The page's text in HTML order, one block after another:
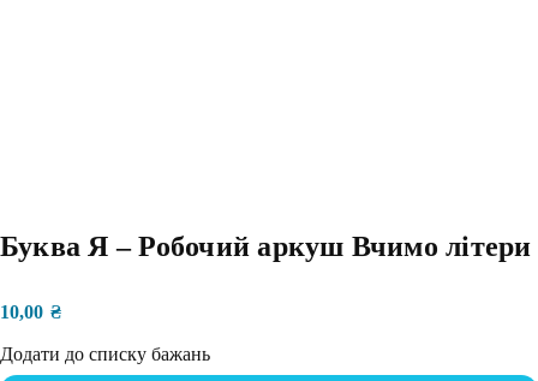
Буква Я – Робочий аркуш Вчимо літери
10,00 ₴
Додати до списку бажань